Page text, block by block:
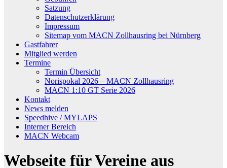
Satzung
Datenschutzerklärung
Impressum
Sitemap vom MACN Zollhausring bei Nürnberg
Gastfahrer
Mitglied werden
Termine
Termin Übersicht
Norispokal 2026 – MACN Zollhausring
MACN 1:10 GT Serie 2026
Kontakt
News melden
Speedhive / MYLAPS
Interner Bereich
MACN Webcam
Webseite für Vereine aus